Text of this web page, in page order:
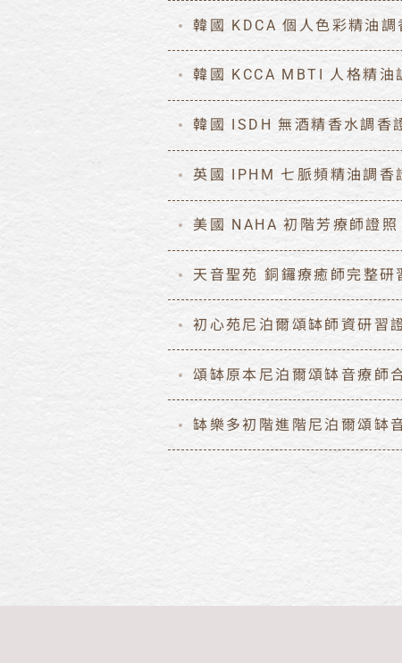
韓國 KDCA 個人色彩精油調
韓國 KCCA MBTI 人格精油
韓國 ISDH 無酒精香水調香
英國 IPHM 七脈頻精油調香
美國 NAHA 初階芳療師證照
天音聖苑 銅鑼療癒師完整研
初心苑尼泊爾頌缽師資研習
頌缽原本尼泊爾頌缽音療師
缽樂多初階進階尼泊爾頌缽